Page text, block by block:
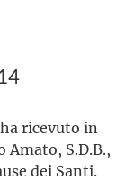
ricevuto in
Amato, S.D.B.,
dei Santi.